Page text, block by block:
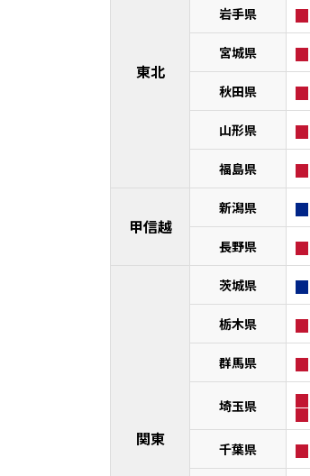
東北
岩手県
宮城県
秋田県
山形県
福島県
甲信越
新潟県
長野県
関東
茨城県
栃木県
群馬県
埼玉県
千葉県